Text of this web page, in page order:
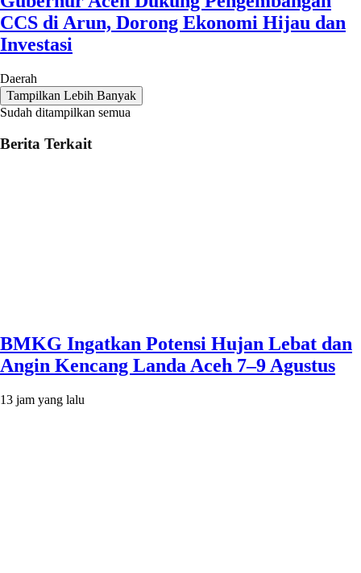
CCS di Arun, Dorong Ekonomi Hijau dan
Investasi
Daerah
Tampilkan Lebih Banyak
Sudah ditampilkan semua
Berita Terkait
BMKG Ingatkan Potensi Hujan Lebat dan
Angin Kencang Landa Aceh 7–9 Agustus
13 jam yang lalu